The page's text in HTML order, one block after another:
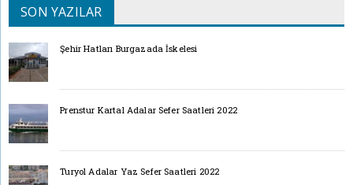
SON YAZILAR
Şehir Hatları Burgazada İskelesi
Prenstur Kartal Adalar Sefer Saatleri 2022
Turyol Adalar Yaz Sefer Saatleri 2022